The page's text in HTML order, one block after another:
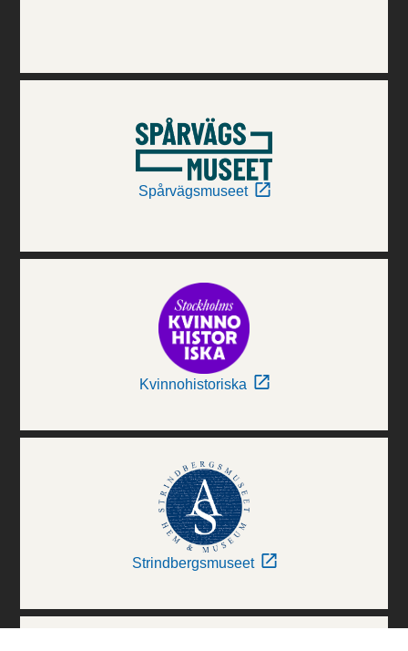
Spårvägsmuseet
Kvinnohistoriska
Strindbergsmuseet